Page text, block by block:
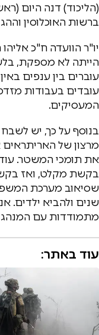
(הליכוד) דנה היום
ברשות האוכלוסין
יו"ר הוועדה ח"כ
הייתה לא מספקת,
עוברים בין ענפים
עובדים בעבודות
המעסיקים.
בנוסף על כך, יש
מרצון של
את תומכי המשטר.
בקשת מקלט, ואז
שסיאוב מערכת
שנים ולהביא ילדים.
מתמודדות עם המנהג
עוד באתר: